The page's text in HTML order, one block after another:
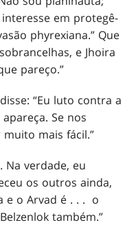
em protegê-
phyrexiana.” Que
e Jhoira
pareço.”
“Eu luto contra a
Se nos
mais fácil.”
Na verdade, eu
os outros ainda,
e o Arvad é . . . o
também.”